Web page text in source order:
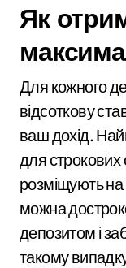
Як
Для кожного
відсоткову
ваш дохід.
для строкових
розміщують на
можна
депозитом і
такому